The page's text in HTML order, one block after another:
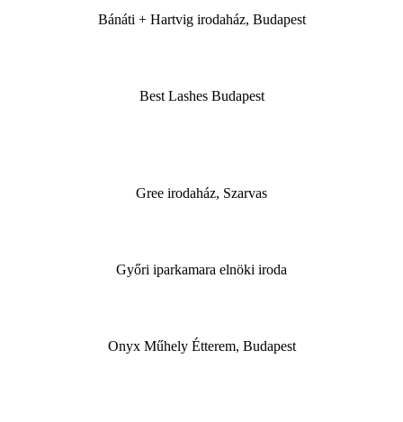
Bánáti + Hartvig irodaház, Budapest
Best Lashes Budapest
Gree irodaház, Szarvas
Győri iparkamara elnöki iroda
Onyx Műhely Étterem, Budapest